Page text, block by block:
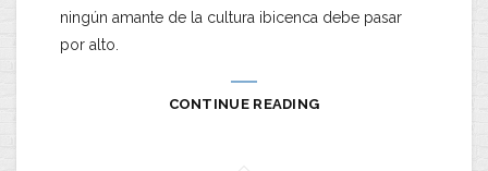
ningún amante de la cultura ibicenca debe pasar
por alto.
CONTINUE READING